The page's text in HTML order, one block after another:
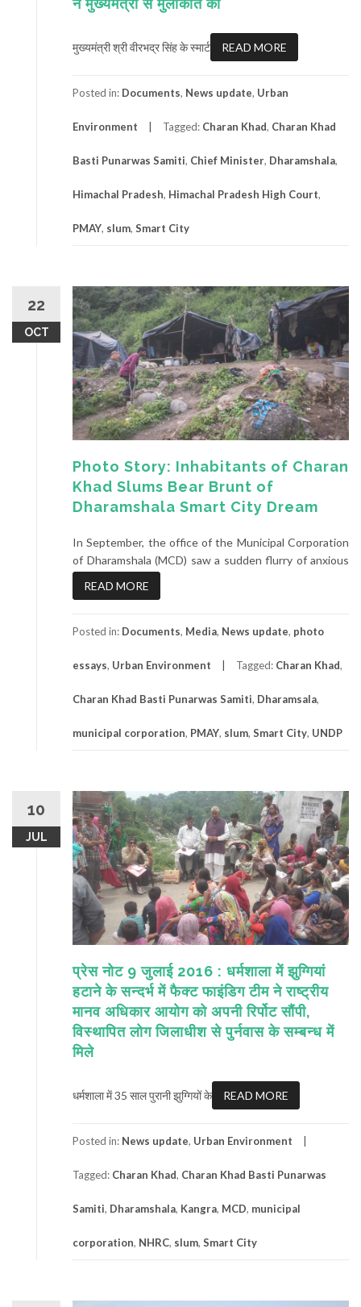
ने मुख्यमंत्री से मुलाकात की
मुख्यमंत्री श्री वीरभद्र सिंह के स्मार्ट READ MORE
Posted in: Documents, News update, Urban
Environment Tagged: Charan Khad, Charan Khad
Basti Punarwas Samiti, Chief Minister, Dharamshala,
Himachal Pradesh, Himachal Pradesh High Court,
PMAY, slum, Smart City
22
OCT
Photo Story: Inhabitants of Charan
Khad Slums Bear Brunt of
Dharamshala Smart City Dream
In September, the office of the Municipal Corporation
of Dharamshala (MCD) saw a sudden flurry of anxious
READ MORE
Posted in: Documents, Media, News update, photo
essays, Urban Environment Tagged: Charan Khad,
Charan Khad Basti Punarwas Samiti, Dharamsala,
municipal corporation, PMAY, slum, Smart City, UNDP
10
JUL
प्रेस नोट 9 जुलाई 2016 : धर्मशाला में झुग्गियां
हटाने के सन्दर्भ में फैक्ट फाइंडिग टीम ने राष्ट्रीय
मानव अधिकार आयोग को अपनी रिर्पोट सौंपी,
विस्थापित लोग जिलाधीश से पुर्नवास के सम्बन्ध में
मिले
धर्मशाला में 35 साल पुरानी झुग्गियों के READ MORE
Posted in: News update, Urban Environment
Tagged: Charan Khad, Charan Khad Basti Punarwas
Samiti, Dharamshala, Kangra, MCD, municipal
corporation, NHRC, slum, Smart City